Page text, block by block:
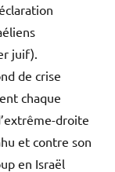
juif).
de crise
chaque
droite
et contre son
en Israël